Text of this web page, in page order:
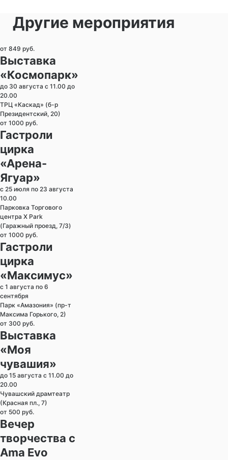
Другие мероприятия
от 849 руб.
Выставка
«Космопарк»
до 30 августа с 11.00 до
20.00
ТРЦ «Каскад» (б-р
Президентский, 20)
от 1000 руб.
Гастроли
цирка
«Арена-
Ягуар»
с 25 июля по 23 августа
10.00
Парковка Торгового
центра X Park
(Гаражный проезд, 7/3)
от 1000 руб.
Гастроли
цирка
«Максимус»
с 1 августа по 6
сентября
Парк «Амазония» (пр-т
Максима Горького, 2)
от 300 руб.
Выставка
«Моя
чувашия»
до 15 августа с 11.00 до
20.00
Чувашский драмтеатр
(Красная пл., 7)
от 500 руб.
Вечер
творчества с
Ama Evo